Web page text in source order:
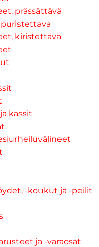
prässättävä
kiristettävä
kassit
-koukut ja -peilit
ja -varaosat